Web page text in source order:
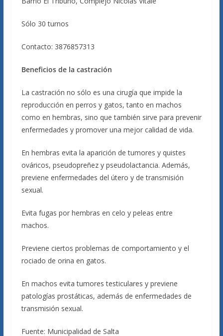
Sólo 30 turnos
Contacto: 3876857313
Beneficios de la castración
La castración no sólo es una cirugía que impide la
reproducción en perros y gatos, tanto en machos
como en hembras, sino que también sirve para prevenir
enfermedades y promover una mejor calidad de vida.
En hembras evita la aparición de tumores y quistes
ováricos, pseudopreñez y pseudolactancia. Además,
previene enfermedades del útero y de transmisión
sexual.
Evita fugas por hembras en celo y peleas entre
machos.
Previene ciertos problemas de comportamiento y el
rociado de orina en gatos.
En machos evita tumores testiculares y previene
patologías prostáticas, además de enfermedades de
transmisión sexual.
Fuente: Municipalidad de Salta